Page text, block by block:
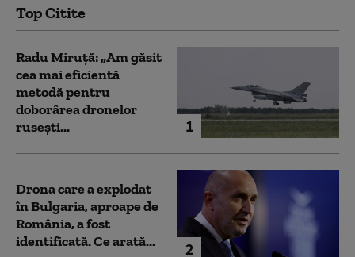
Top Citite
1
Radu Miruță: „Am găsit
cea mai eficientă
metodă pentru
doborârea dronelor
rusești...
2
Drona care a explodat
în Bulgaria, aproape de
România, a fost
identificată. Ce arată...